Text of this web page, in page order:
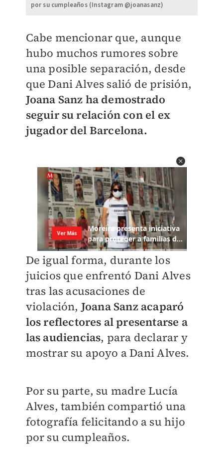
por su cumpleaños (Instagram @joanasanz)
Cabe mencionar que, aunque
hubo muchos rumores sobre
una posible separación, desde
que Dani Alves salió de prisión,
Joana Sanz ha demostrado
seguir su relación con el ex
jugador del Barcelona.
De igual forma, durante los
juicios que enfrentó Dani Alves
tras las acusaciones de
violación, Joana Sanz acaparó
los reflectores al presentarse a
las audiencias, para declarar y
mostrar su apoyo a Dani Alves.
Por su parte, su madre Lucía
Alves, también compartió una
fotografía felicitando a su hijo
por su cumpleaños.